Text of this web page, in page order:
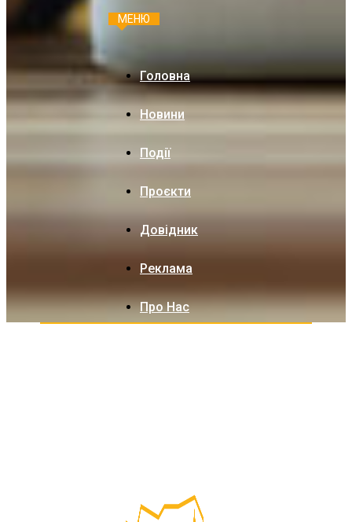
МЕНЮ
Головна
Новини
Події
Проєкти
Довідник
Реклама
Про Нас